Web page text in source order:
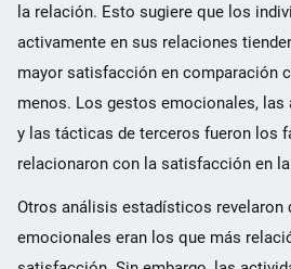
la relación. Esto sugiere que los
activamente en sus relaciones
mayor satisfacción en comparación
menos. Los gestos emocionales,
y las tácticas de terceros fueron los
relacionaron con la satisfacción en
Otros análisis estadísticos revelaron
emocionales eran los que más